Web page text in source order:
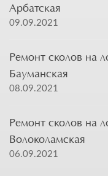
Арбатская
09.09.2021
Ремонт сколов на
Бауманская
08.09.2021
Ремонт сколов на
Волоколамская
06.09.2021